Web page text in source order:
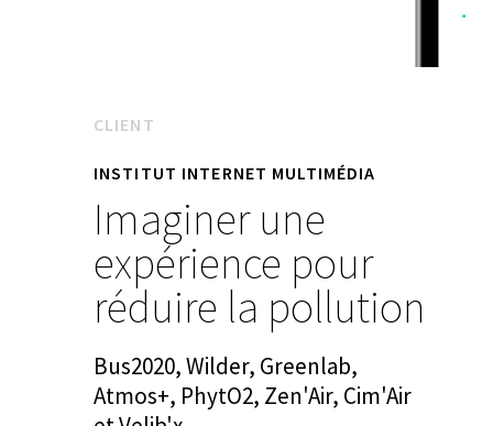
CLIENT
INSTITUT INTERNET MULTIMÉDIA
Imaginer une
expérience pour
réduire la pollution
Bus2020, Wilder, Greenlab,
Atmos+, PhytO2, Zen'Air, Cim'Air